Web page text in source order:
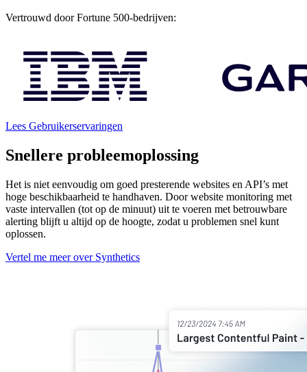
Vertrouwd door Fortune 500-bedrijven:
Lees Gebruikerservaringen
Snellere probleemoplossing
Het is niet eenvoudig om goed presterende websites en API’s met
hoge beschikbaarheid te handhaven. Door website monitoring met
vaste intervallen (tot op de minuut) uit te voeren met betrouwbare
alerting blijft u altijd op de hoogte, zodat u problemen snel kunt
oplossen.
Vertel me meer over Synthetics